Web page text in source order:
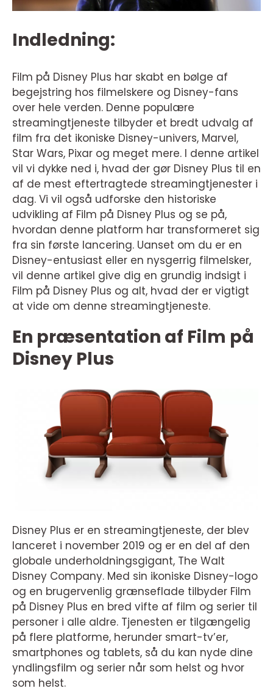
Indledning:
Film på Disney Plus har skabt en bølge af
begejstring hos filmelskere og Disney-fans
over hele verden. Denne populære
streamingtjeneste tilbyder et bredt udvalg af
film fra det ikoniske Disney-univers, Marvel,
Star Wars, Pixar og meget mere. I denne artikel
vil vi dykke ned i, hvad der gør Disney Plus til en
af de mest eftertragtede streamingtjenester i
dag. Vi vil også udforske den historiske
udvikling af Film på Disney Plus og se på,
hvordan denne platform har transformeret sig
fra sin første lancering. Uanset om du er en
Disney-entusiast eller en nysgerrig filmelsker,
vil denne artikel give dig en grundig indsigt i
Film på Disney Plus og alt, hvad der er vigtigt
at vide om denne streamingtjeneste.
En præsentation af Film på
Disney Plus
Disney Plus er en streamingtjeneste, der blev
lanceret i november 2019 og er en del af den
globale underholdningsgigant, The Walt
Disney Company. Med sin ikoniske Disney-logo
og en brugervenlig grænseflade tilbyder Film
på Disney Plus en bred vifte af film og serier til
personer i alle aldre. Tjenesten er tilgængelig
på flere platforme, herunder smart-tv’er,
smartphones og tablets, så du kan nyde dine
yndlingsfilm og serier når som helst og hvor
som helst.